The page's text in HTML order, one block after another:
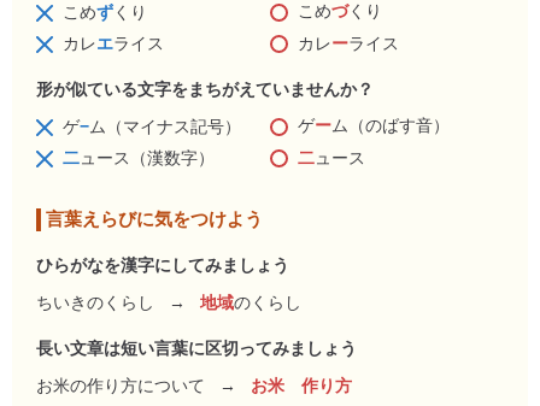
こめずくり こめづくり
カレエライス カレーライス
形が似ている文字をまちがえていませんか？
ゲ−ム（マイナス記号） ゲーム（のばす音）
二ュース（漢数字） 二ュース
言葉えらびに気をつけよう
ひらがなを漢字にしてみましょう
ちいきのくらし
→ 地域のくらし
長い文章は短い言葉に区切ってみましょう
お米の作り方について
→ お米 作り方